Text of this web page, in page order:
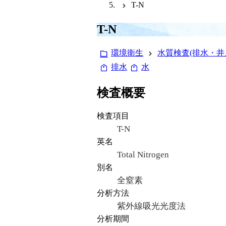
T-N
T-N
環境衛生
水質検査(排水・
排水
水
検査概要
検査項目
T-N
英名
Total Nitrogen
別名
全窒素
分析方法
紫外線吸光光度法
分析期間